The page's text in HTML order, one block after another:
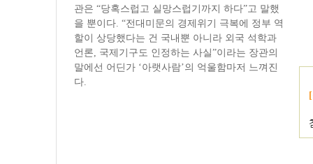
관은 “당혹스럽고 실망스럽기까지 하다”고 말했
을 뿐이다. “전대미문의 경제위기 극복에 정부 역
할이 상당했다는 건 국내뿐 아니라 외국 석학과
언론, 국제기구도 인정하는 사실”이라는 장관의
말에선 어딘가 ‘아랫사람’의 억울함마저 느껴진
다.